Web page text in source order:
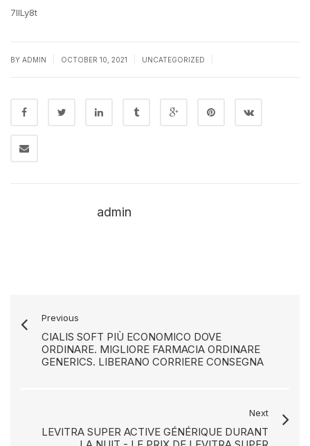
7lILy8t
BY ADMIN OCTOBER 10, 2021 UNCATEGORIZED
admin
Previous
CIALIS SOFT PIÙ ECONOMICO DOVE
ORDINARE. MIGLIORE FARMACIA ORDINARE
GENERICS. LIBERANO CORRIERE CONSEGNA
Next
LEVITRA SUPER ACTIVE GÉNÉRIQUE DURANT